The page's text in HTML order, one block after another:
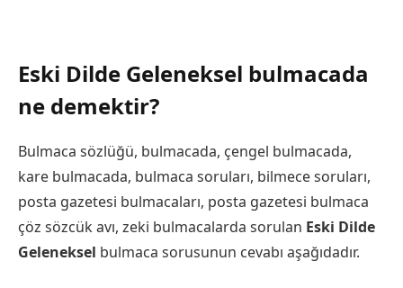
Eski Dilde Geleneksel bulmacada
ne demektir?
Bulmaca sözlüğü, bulmacada, çengel bulmacada,
kare bulmacada, bulmaca soruları, bilmece soruları,
posta gazetesi bulmacaları, posta gazetesi bulmaca
çöz sözcük avı, zeki bulmacalarda sorulan Eski Dilde
Geleneksel bulmaca sorusunun cevabı aşağıdadır.